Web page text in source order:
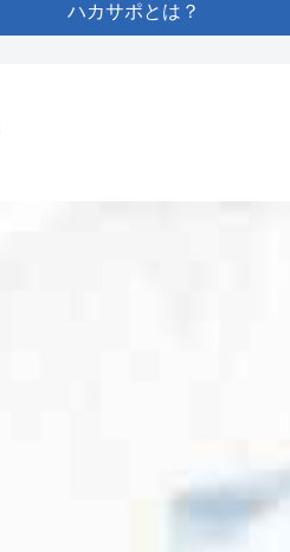
ハカサポとは？